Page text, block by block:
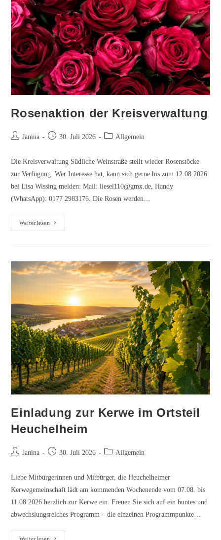
Rosenaktion der Kreisverwaltung
Beitrags-
Janina
Beitrag30. Juli 2026
Beitrags-
Allgemein
Die Kreisverwaltung Südliche Weinstraße stellt wieder Rosenstöcke
zur Verfügung. Wer Interesse hat, kann sich gerne bis zum 12.08.2026
bei Lisa Wissing melden: Mail: liesel110@gmx.de, Handy
(WhatsApp): 0177 2983176. Die Rosen werden…
Weiterlesen
der
Einladung zur Kerwe im Ortsteil
Heuchelheim
Beitrags-
Janina
Beitrag30. Juli 2026
Beitrags-
Allgemein
Liebe Mitbürgerinnen und Mitbürger, die Heuchelheimer
Kerwegemeinschaft lädt am kommenden Wochenende vom 07.08. bis
11.08.2026 herzlich zur Kerwe ein. Freuen Sie sich auf ein buntes und
abwechslungsreiches Programm – die einzelnen Programmpunkte…
Weiterlesen